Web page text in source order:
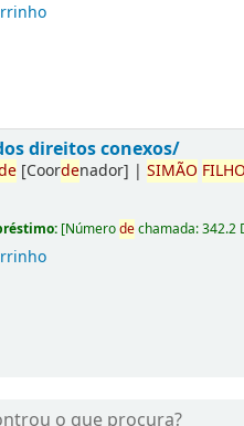
direitos conexos/
[Coordenador] |SIMÃO
[Númerodechamada:342.2